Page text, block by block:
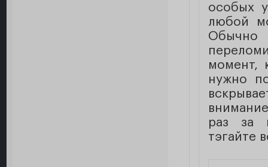
особых
любой
Обычно
момент,
нужно
раз за
тэгайте